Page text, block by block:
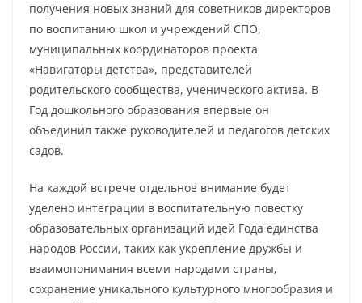
получения новых знаний для советников директоров
по воспитанию школ и учреждений СПО,
муниципальных координаторов проекта
«Навигаторы детства», представителей
родительского сообщества, ученического актива. В
Год дошкольного образования впервые он
объединил также руководителей и педагогов детских
садов.
На каждой встрече отдельное внимание будет
уделено интеграции в воспитательную повестку
образовательных организаций идей Года единства
народов России, таких как укрепление дружбы и
взаимопонимания всеми народами страны,
сохранение уникального культурного многообразия и